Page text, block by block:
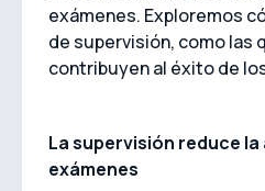
exámenes. Exploremos
de supervisión, como las
contribuyen al éxito de
La supervisión reduce
exámenes